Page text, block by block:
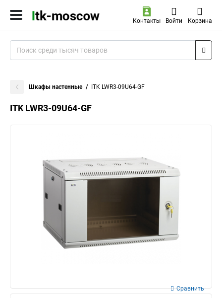
Контакты Войти Корзина
Шкафы настенные ITK LWR3-09U64-GF
ITK LWR3-09U64-GF
Сравнить